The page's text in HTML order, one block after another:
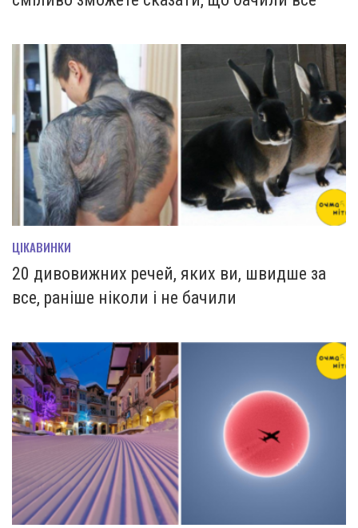
ЦІКАВИНКИ
20 дивовижних речей, яких ви, швидше за
все, раніше ніколи і не бачили